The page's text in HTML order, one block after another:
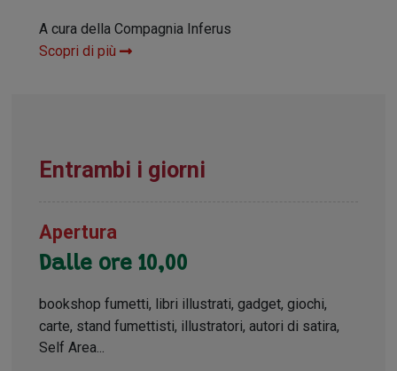
A cura della Compagnia Inferus
Scopri di più
Entrambi i giorni
Apertura
Dalle ore 10,00
bookshop fumetti, libri illustrati, gadget, giochi,
carte, stand fumettisti, illustratori, autori di satira,
Self Area...